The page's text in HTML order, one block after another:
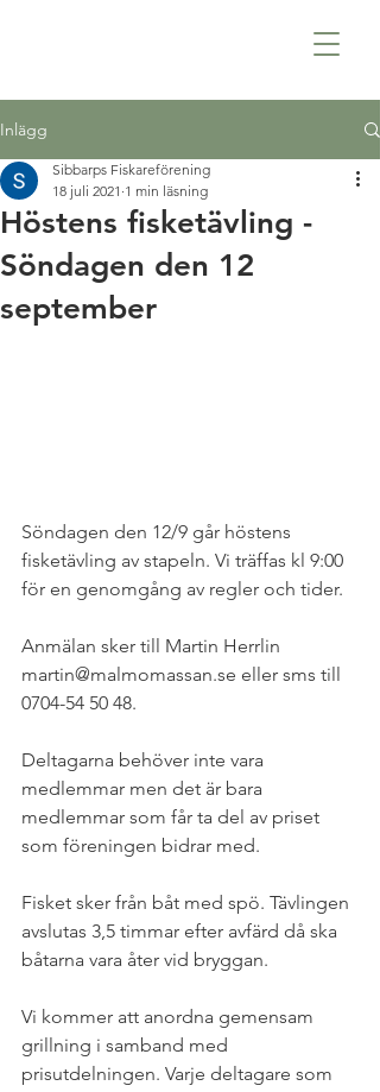
Inlägg
Höstens fisketävling -
Söndagen den 12
september
Sibbarps Fiskareförening
18 juli 2021 1 min läsning
Söndagen den 12/9 går höstens
fisketävling av stapeln. Vi träffas kl 9:00
för en genomgång av regler och tider.
Anmälan sker till Martin Herrlin
martin@malmomassan.se eller sms till
0704-54 50 48.
Deltagarna behöver inte vara
medlemmar men det är bara
medlemmar som får ta del av priset
som föreningen bidrar med.
Fisket sker från båt med spö. Tävlingen
avslutas 3,5 timmar efter avfärd då ska
båtarna vara åter vid bryggan.
Vi kommer att anordna gemensam
grillning i samband med
prisutdelningen. Varje deltagare som